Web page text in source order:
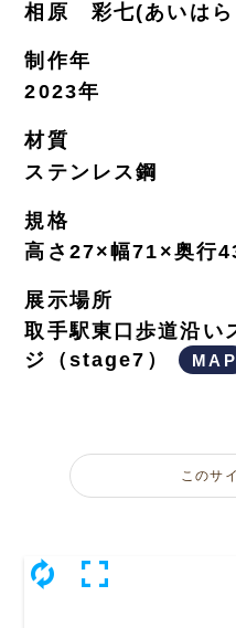
相原 彩七(あいは
制作年
2023年
材質
ステンレス鋼
規格
高さ27×幅71×奥行
展示場所
取手駅東口歩道沿い
ジ（stage7）
MAP
このサ